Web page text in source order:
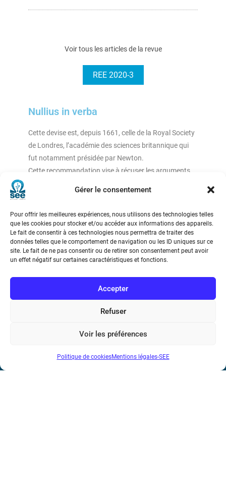
Gérer le consentement
Pour offrir les meilleures expériences, nous utilisons des technologies telles
que les cookies pour stocker et/ou accéder aux informations des appareils.
Le fait de consentir à ces technologies nous permettra de traiter des
données telles que le comportement de navigation ou les ID uniques sur ce
site. Le fait de ne pas consentir ou de retirer son consentement peut avoir
un effet négatif sur certaines caractéristiques et fonctions.
Accepter
Refuser
Voir les préférences
Politique de cookiesMentions légales-SEE
Voir tous les articles de la revue
REE 2020-3
Nullius in verba
Cette devise est, depuis 1661, celle de la Royal Society
de Londres, l’académie des sciences britannique qui
fut notamment présidée par Newton.
Cette recommandation vise à récuser les arguments
rudement besoin de nous en inspirer par les temps qui
courent ?
de l’Information et de la Communication
17 rue de l’Amiral Hamelin 75116 Paris